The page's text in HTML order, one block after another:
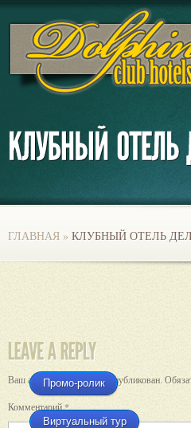
ГЛАВНАЯ » КЛУБНЫЙ ОТЕЛЬ
Ваш адрес email не будет опубликован.
Комментарий*
Промо-ролик
Виртуальный тур